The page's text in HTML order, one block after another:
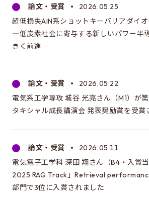
電気系事務室
アクセス
サイト情報
サイトの更新依頼
論文・受賞
2026.05.25
超低損失AlN系ショットキーバリアダイ
―低炭素社会に寄与する新しいパワー半
きく前進―
論文・受賞
2026.05.22
電気系工学専攻 城谷 光亮さん（M1）が
タキシャル成長講演会 発表奨励賞を受賞
論文・受賞
2026.05.11
電気電子工学科 深田 翔さん（B4・入賞
2025 RAG Track」Retrieval
部門で3位に入賞されました